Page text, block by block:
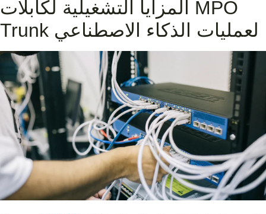
المزايا التشغيلية لكابلات MPO